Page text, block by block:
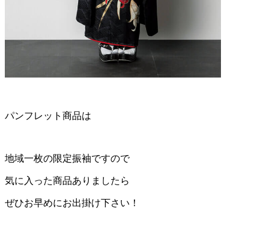
パンフレット商品は
地域一枚の限定振袖ですので
気に入った商品ありましたら
ぜひお早めにお出掛け下さい！